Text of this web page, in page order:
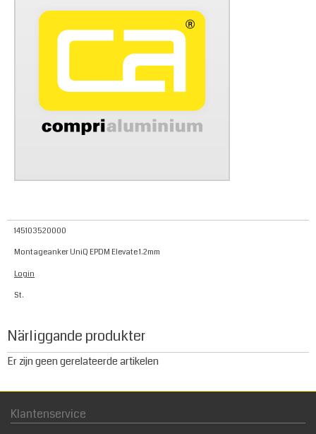
145103520000
Montageanker UniQ EPDM Elevate 1.2mm
Login
St.
Närliggande produkter
Er zijn geen gerelateerde artikelen
Klantenservice